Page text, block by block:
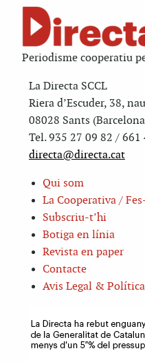
Periodisme cooperatiu
La Directa SCCL
Riera d’Escuder, 38,
08028 Sants
Tel. 935 27 09 82 / 661
directa@directa.cat
Qui som
La Cooperativa /
Subscriu-t’hi
Botiga en línia
Revista en paper
Contacte
Avis Legal &